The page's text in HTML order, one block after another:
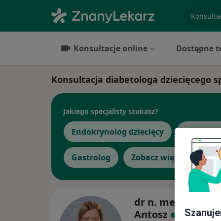
Konsultacje online Dostępne
Konsultacja diabetologa dziecięcego
Jakiego specjalisty szukasz?
Endokrynolog dziecięcy
Gastrolog Zobacz więcej
dr n. med.
Antosz